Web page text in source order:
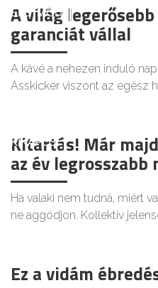
ÉLETMÓD
A világ
garanciát vállal
A kávé a nehezen induló
Asskicker viszont az egész
KIKAPCS
Kitartás! Már
az év legrosszabb
Ha valaki nem tudná, miért
ne aggódjon. Kollektív
Ez a vidám